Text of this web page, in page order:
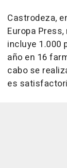
Castrodeza,
Europa
incluye 1.000
año en 16
cabo se
es